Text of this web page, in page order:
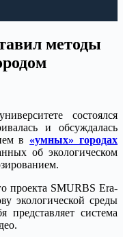
методы
состоялся
и обсуждалась
в «умных» городах
об экологическом
проекта SMURBS Era-
экологической среды
представляет система